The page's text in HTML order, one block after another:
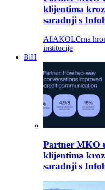
klijentima
saradnji s
AllAKOLCrna
institucije
BiH
Partner MKO
klijentima
saradnji s